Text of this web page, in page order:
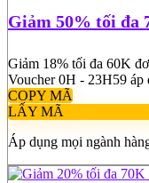
Giảm 50% tối đa
Giảm 18% tối đa 60K
Voucher 0H - 23H59 áp
COPY MÃ
LẤY MÃ
Áp dụng mọi ngành